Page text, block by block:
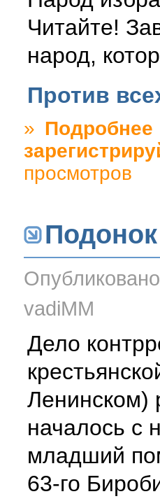
Читайте!
народ,
Против
» Подробнее
просмотров
vadiMM
Дело
Ленинском)
началось с
младший
63-го